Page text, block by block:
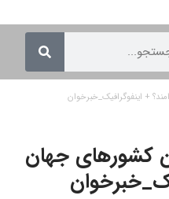
+ اینفوگرافیک_خبرخوان
کشورهای جهان